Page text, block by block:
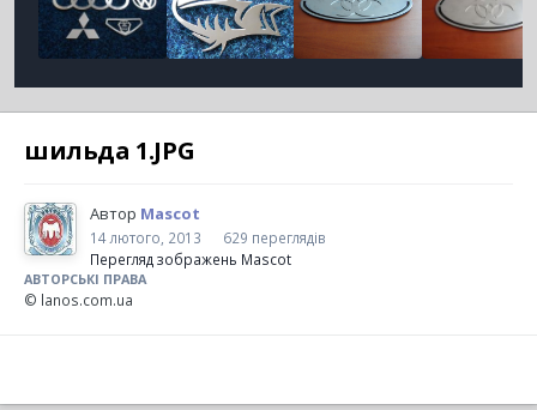
шильда 1.JPG
Автор Mascot
14 лютого, 2013
629 переглядів
Перегляд зображень Mascot
АВТОРСЬКІ ПРАВА
© lanos.com.ua